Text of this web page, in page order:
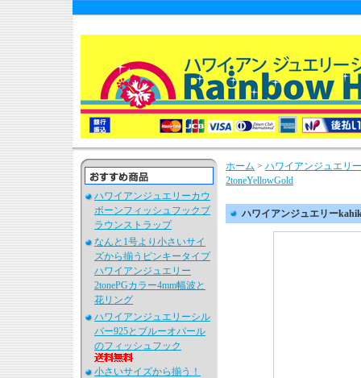
ハワイアンジュエリーカウ
ボーンフィッシュフックブ
ラウンストラップ
なんと1号より小さいサイ
ズから揃うピンキータイプ
ハワイアンジュエリー
2tonePGカラー4mm幅波と
花リング
ハワイアンジュエリーシル
バー925とブルーオパール
のフィッシュフック
小さいサイズから揃う！
ホーム > ハワイアンジュエリ
2toneYellowGold
ハワイアンジュエリー